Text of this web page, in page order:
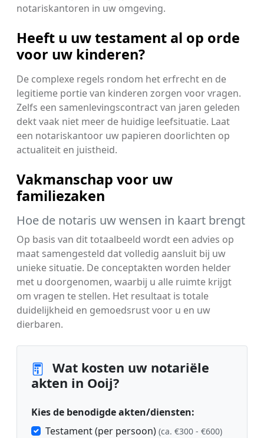
notariskantoren in uw omgeving.
Heeft u uw testament al op orde
voor uw kinderen?
De complexe regels rondom het erfrecht en de
legitieme portie van kinderen zorgen voor vragen.
Zelfs een samenlevingscontract van jaren geleden
dekt vaak niet meer de huidige leefsituatie. Laat
een notariskantoor uw papieren doorlichten op
actualiteit en juistheid.
Vakmanschap voor uw
familiezaken
Hoe de notaris uw wensen in kaart brengt
Op basis van dit totaalbeeld wordt een advies op
maat samengesteld dat volledig aansluit bij uw
unieke situatie. De conceptakten worden helder
met u doorgenomen, waarbij u alle ruimte krijgt
om vragen te stellen. Het resultaat is totale
duidelijkheid en gemoedsrust voor u en uw
dierbaren.
Wat kosten uw notariële
akten in Ooij?
Kies de benodigde akten/diensten:
Testament (per persoon) (ca. €300 - €600)